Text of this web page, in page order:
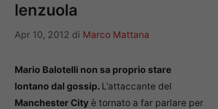
lenzuola
Apr 10, 2012 di Marco Mattana
Mario Balotelli non sa proprio stare
lontano dal gossip. L’attaccante del
Manchester City è tornato a far parlare per